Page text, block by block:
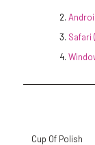
Safari
Cup Of Polish